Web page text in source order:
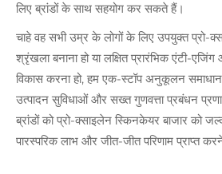
लिए ब्रांडों के साथ सहयोग कर सकते हैं।
चाहे वह सभी उम्र के लोगों के लिए उपयुक्त प्रो-
श्रृंखला बनाना हो या लक्षित प्रारंभिक एंटी-
विकास करना हो, हम एक-स्टॉप अनुकूलन
उत्पादन सुविधाओं और सख्त गुणवत्ता प्रबंधन
ब्रांडों को प्रो-क्साइलेन स्किनकेयर बाजार को
पारस्परिक लाभ और जीत-जीत परिणाम प्राप्त